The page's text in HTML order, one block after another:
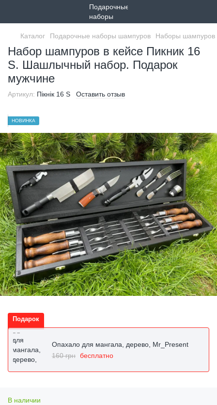
Каталог Подарочные наборы шампуров Наборы шампуров
Набор шампуров в кейсе Пикник 16
S. Шашлычный набор. Подарок
мужчине
Артикул: Пікнік 16 S Оставить отзыв
НОВИНКА
Подарок
Опахало для мангала, дерево, Mr_Present
160 грн бесплатно
В наличии